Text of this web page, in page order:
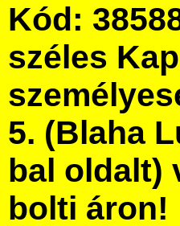
Kód:
széles
5. (Blaha
bal oldalt)
bolti áron!